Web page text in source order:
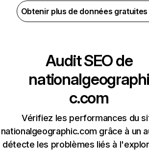
Obtenir plus de données
Audit SEO de
nationalgeographi
c.com
Vérifiez les performances du
nationalgeographic.com grâce à un
détecte les problèmes liés à